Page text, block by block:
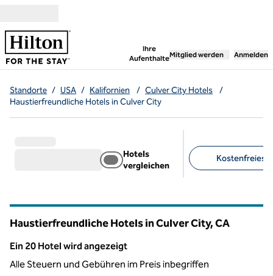
Ihre
Aufenthalte
,öffnet neue
Mitglied werden Anmelden
Standorte / USA / Kalifornien / Culver City Hotels
/
Haustierfreundliche Hotels in Culver City
Hotels
vergleichen
Kostenfreies
Haustierfreundliche Hotels in Culver City,CA
Ein 20 Hotel wird angezeigt
Ein 20 Hotel wird angezeigt
Alle Steuern und Gebühren im Preis inbegriffen